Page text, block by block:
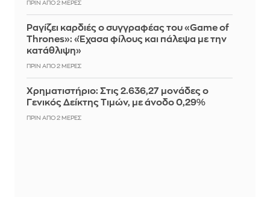
ΠΡΙΝ ΑΠΌ 2 ΜΈΡΕΣ
Ραγίζει καρδιές ο συγγραφέας του «Game of
Thrones»: «Έχασα φίλους και πάλεψα με την
κατάθλιψη»
ΠΡΙΝ ΑΠΌ 2 ΜΈΡΕΣ
Χρηματιστήριο: Στις 2.636,27 μονάδες ο
Γενικός Δείκτης Τιμών, με άνοδο 0,29%
ΠΡΙΝ ΑΠΌ 2 ΜΈΡΕΣ